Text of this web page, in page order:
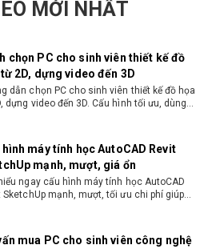
MỚI NHẤT
cách chọn laptop cho sinh viên học
chọn PC cho sinh viên thiết kế đồ
2D, dựng video đến 3D
dẫn chọn PC cho sinh viên thiết kế đồ họa
dựng video đến 3D. Cấu hình tối ưu, dùng
hình máy tính học AutoCAD Revit
mạnh, mượt, giá ổn
ngay cấu hình máy tính học AutoCAD
SketchUp mạnh, mượt, tối ưu chi phí giúp
mua PC cho sinh viên công nghệ